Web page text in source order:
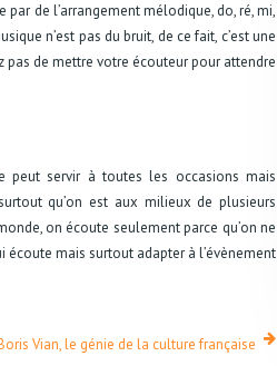
de l’arrangement mélodique, do, ré, mi,
n’est pas du bruit, de ce fait, c’est une
pas de mettre votre écouteur pour attendre
peut servir à toutes les occasions mais
qu’on est aux milieux de plusieurs
on écoute seulement parce qu’on ne
écoute mais surtout adapter à l’évènement
Vian, le génie de la culture française